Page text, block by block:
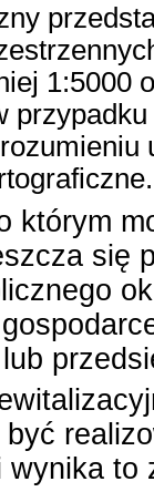
1:5000
.
którym
się
lub
wynika to